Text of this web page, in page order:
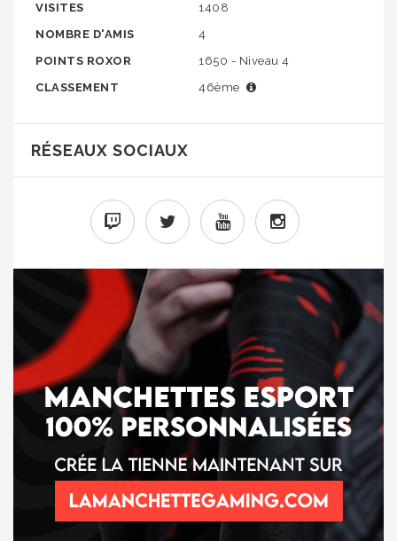
VISITES
1408
NOMBRE D'AMIS
4
POINTS ROXOR
1650 - Niveau 4
CLASSEMENT
46ème
RÉSEAUX SOCIAUX